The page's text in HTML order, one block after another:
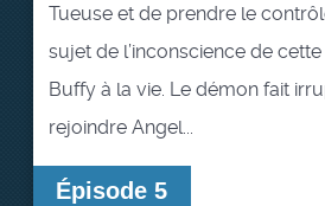
Tueuse et de prendre le
sujet de l’inconscience de
Buffy à la vie. Le démon fait
rejoindre Angel...
Épisode 5